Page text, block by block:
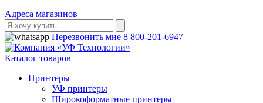
Адреса магазинов
Перезвонить мне 8 800-201-6947
Каталог товаров
Принтеры
УФ принтеры
Широкоформатные принтеры